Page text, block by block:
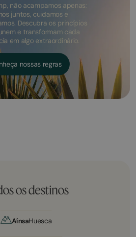
não acampamos apenas:
juntos, cuidamos e
Descubra os princípios
e transformam cada
em algo extraordinário.
nossas regras
os destinos
AínsaHuesca